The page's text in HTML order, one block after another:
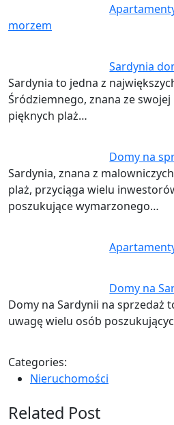
morzem
Sardynia
Sardynia to jedna z
Śródziemnego, znana ze
pięknych plaż…
Domy na
Sardynia, znana z
plaż, przyciąga wielu
poszukujące wymarzonego…
Domy na
Domy na Sardynii na sprzedaż
uwagę wielu osób
Categories:
Nieruchomości
Related Post